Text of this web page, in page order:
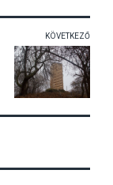
KÖVETKEZŐ